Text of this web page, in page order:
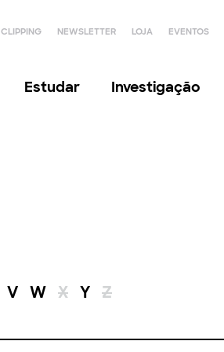
CLIPPING NEWSLETTER LOJA EVENTOS
Estudar Investigação
V W X Y Z